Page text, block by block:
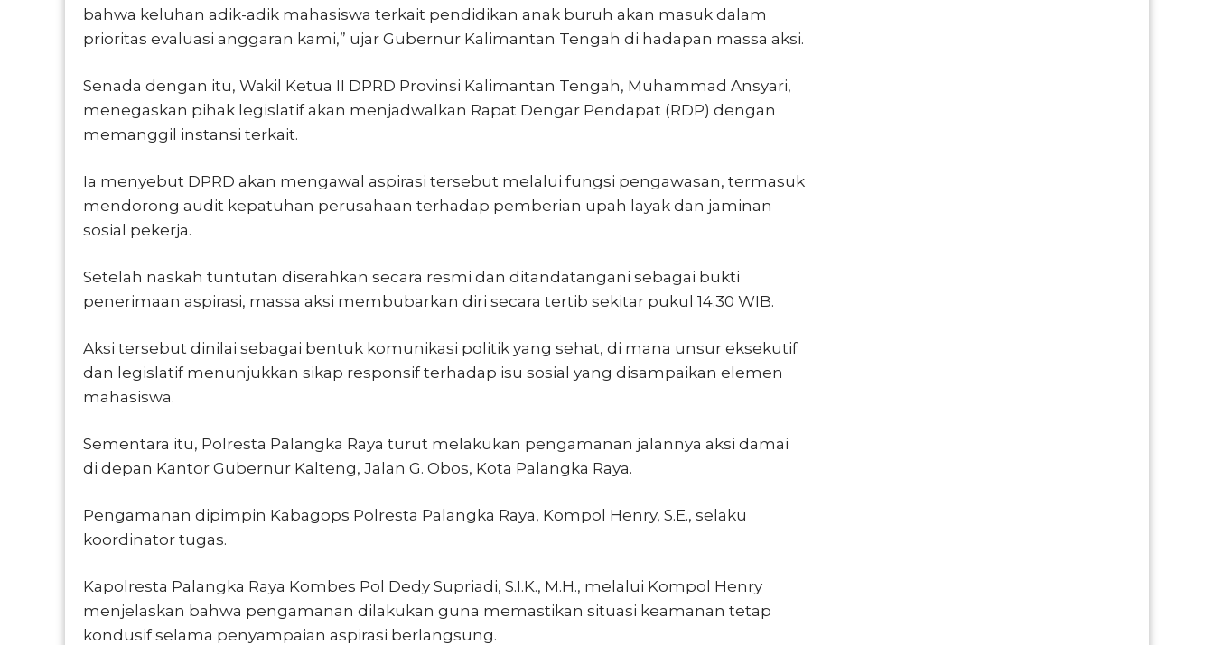
bahwa keluhan adik-adik mahasiswa terkait pendidikan anak buruh akan masuk dalam
prioritas evaluasi anggaran kami,” ujar Gubernur Kalimantan Tengah di hadapan massa aksi.
Senada dengan itu, Wakil Ketua II DPRD Provinsi Kalimantan Tengah, Muhammad Ansyari,
menegaskan pihak legislatif akan menjadwalkan Rapat Dengar Pendapat (RDP) dengan
memanggil instansi terkait.
Ia menyebut DPRD akan mengawal aspirasi tersebut melalui fungsi pengawasan, termasuk
mendorong audit kepatuhan perusahaan terhadap pemberian upah layak dan jaminan
sosial pekerja.
Setelah naskah tuntutan diserahkan secara resmi dan ditandatangani sebagai bukti
penerimaan aspirasi, massa aksi membubarkan diri secara tertib sekitar pukul 14.30 WIB.
Aksi tersebut dinilai sebagai bentuk komunikasi politik yang sehat, di mana unsur eksekutif
dan legislatif menunjukkan sikap responsif terhadap isu sosial yang disampaikan elemen
mahasiswa.
Sementara itu, Polresta Palangka Raya turut melakukan pengamanan jalannya aksi damai
di depan Kantor Gubernur Kalteng, Jalan G. Obos, Kota Palangka Raya.
Pengamanan dipimpin Kabagops Polresta Palangka Raya, Kompol Henry, S.E., selaku
koordinator tugas.
Kapolresta Palangka Raya Kombes Pol Dedy Supriadi, S.I.K., M.H., melalui Kompol Henry
menjelaskan bahwa pengamanan dilakukan guna memastikan situasi keamanan tetap
kondusif selama penyampaian aspirasi berlangsung.